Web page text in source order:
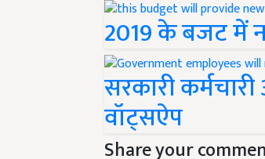
2019 के बजट में
सरकारी
वॉट्सऐप
Share your